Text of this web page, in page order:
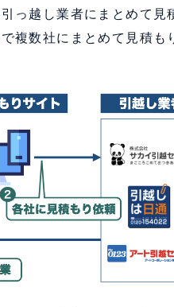
っ越し業者にまとめて見
複数社にまとめて見積も